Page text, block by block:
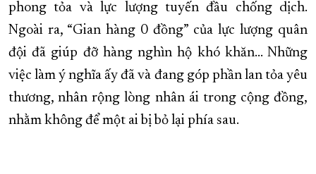
phong tỏa và lực lượng tuyến đầu chống dịch.
Ngoài ra, “Gian hàng 0 đồng” của lực lượng quân
đội đã giúp đỡ hàng nghìn hộ khó khăn… Những
việc làm ý nghĩa ấy đã và đang góp phần lan tỏa yêu
thương, nhân rộng lòng nhân ái trong cộng đồng,
nhằm không để một ai bị bỏ lại phía sau.